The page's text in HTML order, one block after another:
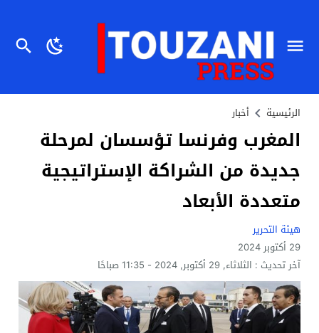
الرئيسية أخبار
المغرب وفرنسا تؤسسان لمرحلة
جديدة من الشراكة الإستراتيجية
متعددة الأبعاد
هيئة التحرير
29 أكتوبر 2024
آخر تحديث : الثلاثاء, 29 أكتوبر, 2024 - 11:35 صباحًا